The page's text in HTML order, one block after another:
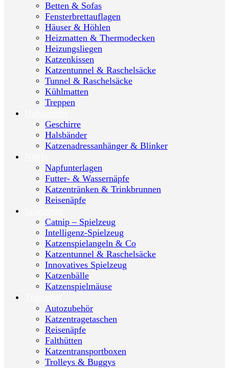
Betten & Sofas
Fensterbrettauflagen
Häuser & Höhlen
Heizmatten & Thermodecken
Heizungsliegen
Katzenkissen
Katzentunnel & Raschelsäcke
Tunnel & Raschelsäcke
Kühlmatten
Treppen
Geschirre
Halsbänder
Katzenadressanhänger & Blinker
Napfunterlagen
Futter- & Wassernäpfe
Katzentränken & Trinkbrunnen
Reisenäpfe
Catnip – Spielzeug
Intelligenz-Spielzeug
Katzenspielangeln & Co
Katzentunnel & Raschelsäcke
Innovatives Spielzeug
Katzenbälle
Katzenspielmäuse
Autozubehör
Katzentragetaschen
Reisenäpfe
Falthütten
Katzentransportboxen
Trolleys & Buggys